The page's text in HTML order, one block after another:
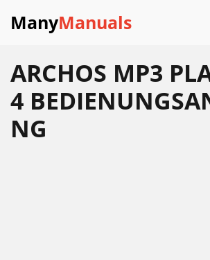
ManyManuals
ARCHOS MP3
4
NG